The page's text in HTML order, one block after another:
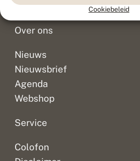
Cookiebeleid
Doneer
Over ons
Nieuws
Nieuwsbrief
Agenda
Webshop
Service
Colofon